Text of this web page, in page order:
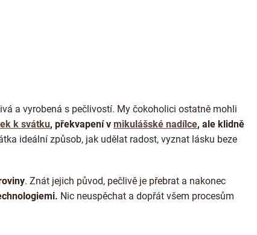
c
í
r
y
v
ý
a vyrobená s pečlivostí. My čokoholici ostatně mohli
k svátku, překvapení v mikulášské nadílce, ale klidně
ideální způsob, jak udělat radost, vyznat lásku beze
. Znát jejich původ, pečlivě je přebrat a nakonec
Nic neuspěchat a dopřát všem procesům